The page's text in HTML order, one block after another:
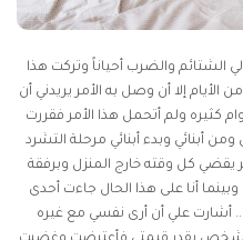
الشتائم والضرب أحياناً وتركت هذا
إلا أن وصل به الأمر يريدني أن
كثيره ولم أتحمل هذا الأمر فقررت
أبنائي وبدء أبنائي مرحلة التشرد
يقضي كل وقته خارج المنزل وبرفقة
أنا على هذا الحال جاءت أحدى
.. أشارت علي أن أرى نفسي مع غيره